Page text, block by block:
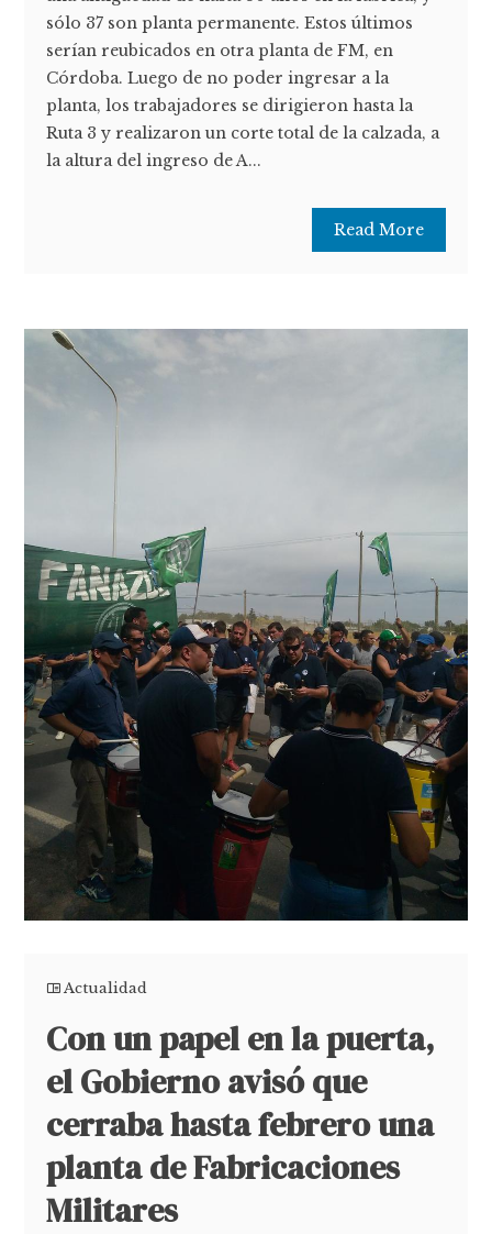
sólo 37 son planta permanente. Estos últimos
serían reubicados en otra planta de FM, en
Córdoba. Luego de no poder ingresar a la
planta, los trabajadores se dirigieron hasta la
Ruta 3 y realizaron un corte total de la calzada, a
la altura del ingreso de A...
Read More
Actualidad
Con un papel en la puerta,
el Gobierno avisó que
cerraba hasta febrero una
planta de Fabricaciones
Militares